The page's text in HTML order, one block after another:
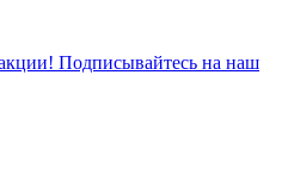
Подписывайтесь на наш